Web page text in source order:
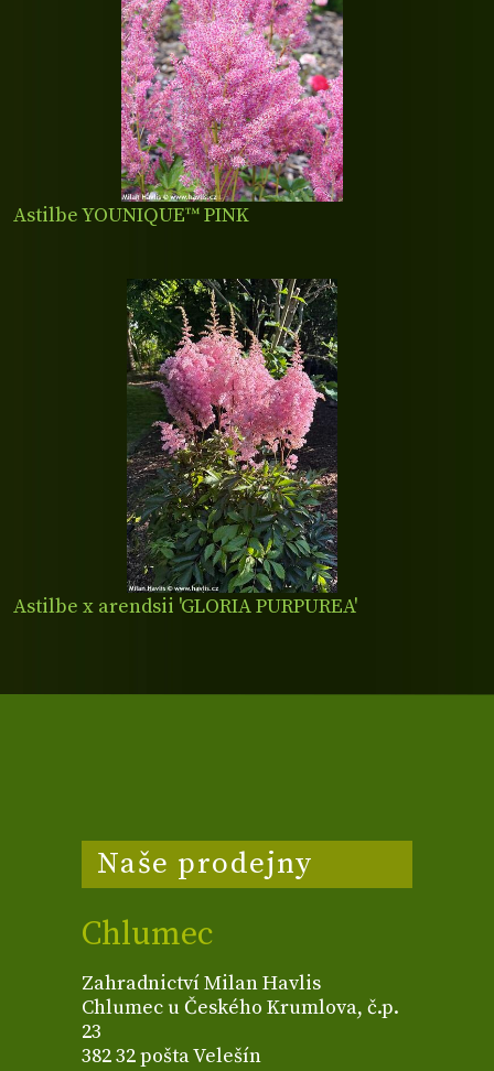
Astilbe YOUNIQUE™ PINK
Astilbe x arendsii 'GLORIA PURPUREA'
Naše prodejny
Chlumec
Zahradnictví Milan Havlis
Chlumec u Českého Krumlova, č.p.
23
382 32 pošta Velešín